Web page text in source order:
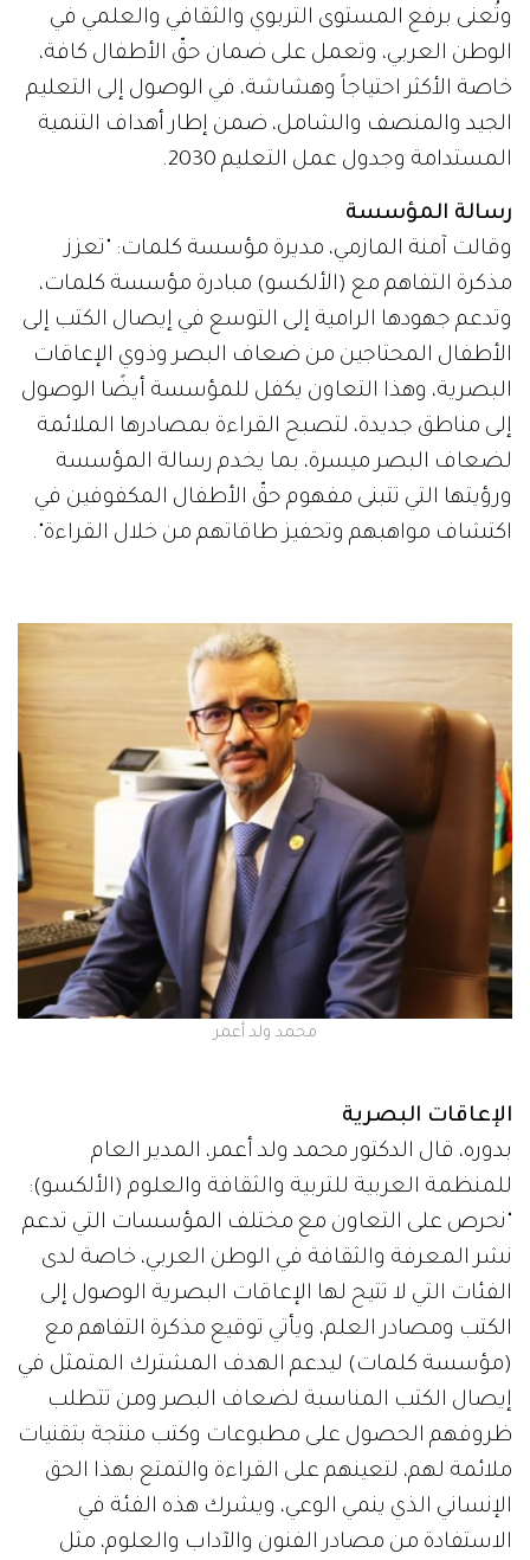
وتُعنى برفع المستوى التربوي والثقافي والعلمي في
الوطن العربي، وتعمل على ضمان حقّ الأطفال كافة،
خاصة الأكثر احتياجاً وهشاشة، في الوصول إلى التعليم
الجيد والمنصف والشامل، ضمن إطار أهداف التنمية
المستدامة وجدول عمل التعليم 2030.
رسالة المؤسسة
وقالت آمنة المازمي، مديرة مؤسسة كلمات: "تعزز
مذكرة التفاهم مع (الألكسو) مبادرة مؤسسة كلمات،
وتدعم جهودها الرامية إلى التوسع في إيصال الكتب إلى
الأطفال المحتاجين من ضعاف البصر وذوي الإعاقات
البصرية، وهذا التعاون يكفل للمؤسسة أيضًا الوصول
إلى مناطق جديدة، لتصبح القراءة بمصادرها الملائمة
لضعاف البصر ميسرة، بما يخدم رسالة المؤسسة
ورؤيتها التي تتبنى مفهوم حقّ الأطفال المكفوفين في
اكتشاف مواهبهم وتحفيز طاقاتهم من خلال القراءة".
محمد ولد أعمر
الإعاقات البصرية
بدوره، قال الدكتور محمد ولد أعمر، المدير العام
للمنظمة العربية للتربية والثقافة والعلوم (الألكسو):
"نحرص على التعاون مع مختلف المؤسسات التي تدعم
نشر المعرفة والثقافة في الوطن العربي، خاصة لدى
الفئات التي لا تتيح لها الإعاقات البصرية الوصول إلى
الكتب ومصادر العلم، ويأتي توقيع مذكرة التفاهم مع
(مؤسسة كلمات) ليدعم الهدف المشترك المتمثل في
إيصال الكتب المناسبة لضعاف البصر ومن تتطلب
ظروفهم الحصول على مطبوعات وكتب منتجة بتقنيات
ملائمة لهم، لتعينهم على القراءة والتمتع بهذا الحق
الإنساني الذي ينمي الوعي، ويشرك هذه الفئة في
الاستفادة من مصادر الفنون والآداب والعلوم، مثل